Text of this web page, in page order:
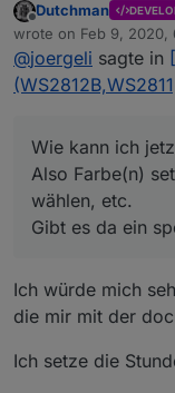
NodeMCU
Farben/
0.1.2)
Die
vorhanden.
Soweit, so
Wie kann
Also
Gibt es da
Offline
Dutchman
wrote on Feb 9, 2020,
last edited by
@joergeli sagte in
Wie kann ich
Also Farbe(n)
wählen, etc.
Gibt es da ein
Ich würde mich
die mir mit der
Ich setze die